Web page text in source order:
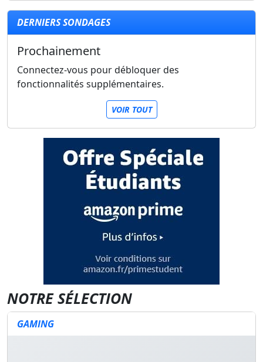
DERNIERS SONDAGES
Prochainement
Connectez-vous pour débloquer des
fonctionnalités supplémentaires.
VOIR TOUT
NOTRE SÉLECTION
GAMING